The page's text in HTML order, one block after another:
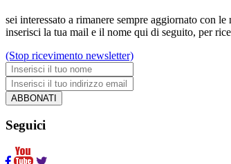
sei interessato a rimanere sempre aggiornato con
inserisci la tua mail e il nome qui di seguito, per
(Stop ricevimento newsletter)
ABBONATI
Seguici